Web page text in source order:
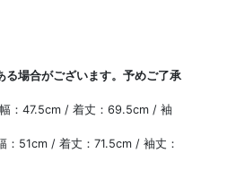
る場合がございます。予めご了承
：47.5cm / 着丈：69.5cm / 袖
51cm / 着丈：71.5cm / 袖丈：